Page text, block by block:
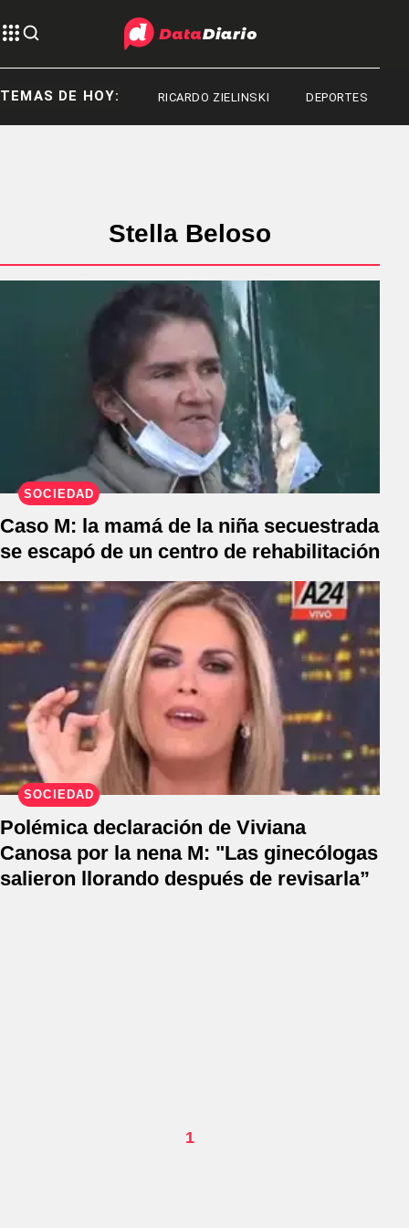
TEMAS DE HOY: RICARDO ZIELINSKI DEPORTES
Stella Beloso
SOCIEDAD
Caso M: la mamá de la niña secuestrada
se escapó de un centro de rehabilitación
SOCIEDAD
Polémica declaración de Viviana
Canosa por la nena M: "Las ginecólogas
salieron llorando después de revisarla”
1